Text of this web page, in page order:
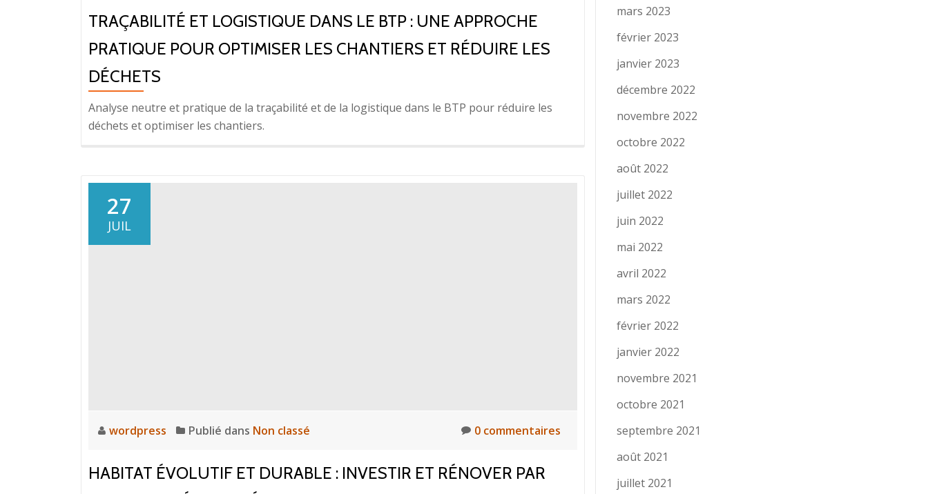
TRAÇABILITÉ ET LOGISTIQUE DANS LE BTP : UNE APPROCHE
PRATIQUE POUR OPTIMISER LES CHANTIERS ET RÉDUIRE LES
DÉCHETS
Analyse neutre et pratique de la traçabilité et de la logistique dans le BTP pour réduire les
déchets et optimiser les chantiers.
27
JUIL
wordpress Publié dans Non classé 0 commentaires
HABITAT ÉVOLUTIF ET DURABLE : INVESTIR ET RÉNOVER PAR
mars 2023
février 2023
janvier 2023
décembre 2022
novembre 2022
octobre 2022
août 2022
juillet 2022
juin 2022
mai 2022
avril 2022
mars 2022
février 2022
janvier 2022
novembre 2021
octobre 2021
septembre 2021
août 2021
juillet 2021